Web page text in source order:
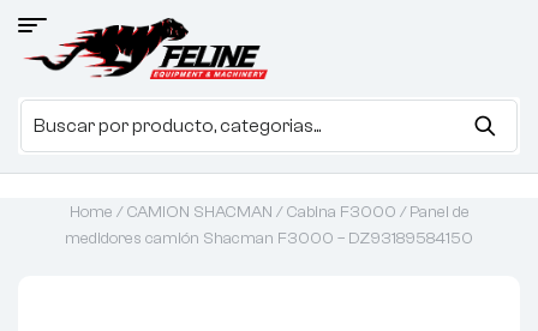
Home /CAMION SHACMAN /Cabina F3000 / Panel de
medidores camión Shacman F3000 – DZ93189584150